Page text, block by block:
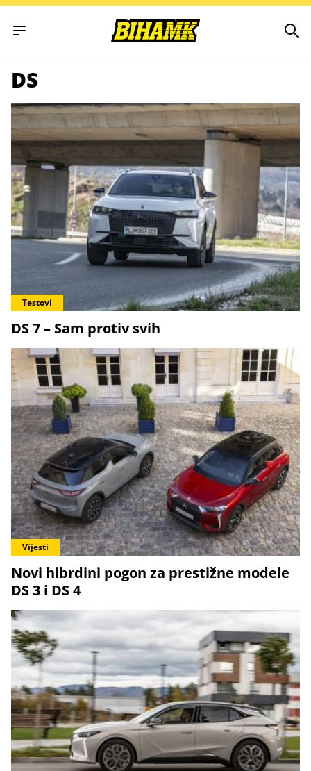
Open main menu
DS
Testovi
DS 7 – Sam protiv svih
Vijesti
Novi hibrdini pogon za prestižne modele
DS 3 i DS 4